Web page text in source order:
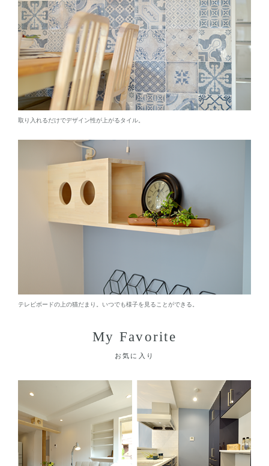
取り入れるだけでデザイン性が上がるタイル。
テレビボードの上の猫だまり。いつでも様子を見ることができる。
My Favorite
お気に入り